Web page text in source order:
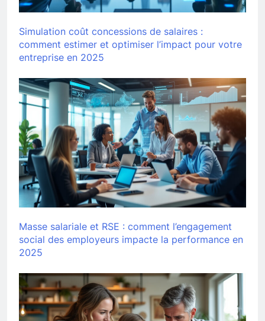
Simulation coût concessions de salaires :
comment estimer et optimiser l’impact pour votre
entreprise en 2025
Masse salariale et RSE : comment l’engagement
social des employeurs impacte la performance en
2025